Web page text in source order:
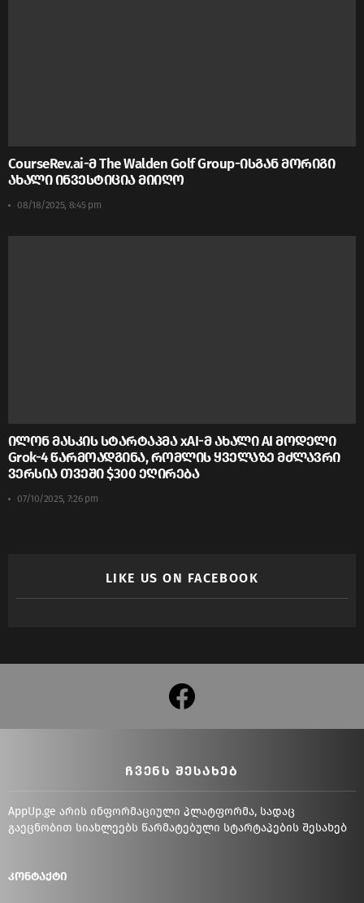
CourseRev.ai-მ The Walden Golf Group-ისგან მორიგი
ახალი ინვესტიცია მიიღო
08/18/2025, 8:45 pm
ილონ მასკის სტარტაპმა xAI-მ ახალი AI მოდელი
Grok-4 წარმოადგინა, რომლის ყველაზე მძლავრი
ვერსია თვეში $300 ეღირება
07/10/2025, 7:26 pm
LIKE US ON FACEBOOK
facebook
ᲩᲕᲔᲜᲡ ᲨᲔᲡᲐᲮᲔᲑ
AppUp.ge არის ინფორმაციული პლატფორმა, სადაც
გაეცნობით სიახლეებს წარმატებული სტარტაპების შესახებ
კონტაქტი